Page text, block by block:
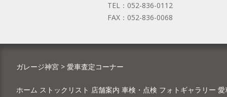
TEL： 052-836-0112
FAX： 052-836-0068
ガレージ神宮 > 愛車査定コーナー
ホーム ストックリスト 店舗案内 車検・点検 フォトギャラリー 愛